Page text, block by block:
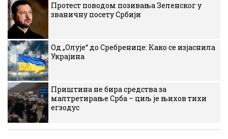
Протест поводом позивања Зеленског у
званичну посету Србији
Од „Олује“ до Сребренице: Како се изјаснила
Украјина
Приштина не бира средства за
малтретирање Срба – циљ је њихов тихи
егзодус